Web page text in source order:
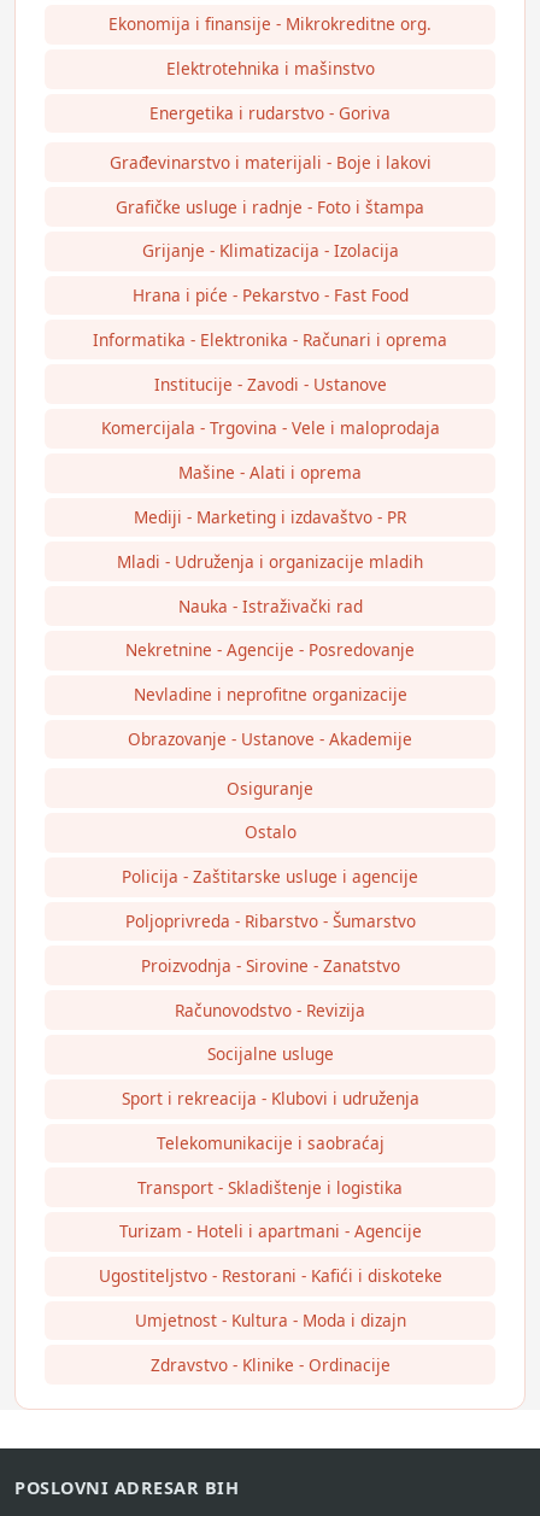
Ekonomija i finansije - Mikrokreditne org.
Elektrotehnika i mašinstvo
Energetika i rudarstvo - Goriva
Građevinarstvo i materijali - Boje i lakovi
Grafičke usluge i radnje - Foto i štampa
Grijanje - Klimatizacija - Izolacija
Hrana i piće - Pekarstvo - Fast Food
Informatika - Elektronika - Računari i oprema
Institucije - Zavodi - Ustanove
Komercijala - Trgovina - Vele i maloprodaja
Mašine - Alati i oprema
Mediji - Marketing i izdavaštvo - PR
Mladi - Udruženja i organizacije mladih
Nauka - Istraživački rad
Nekretnine - Agencije - Posredovanje
Nevladine i neprofitne organizacije
Obrazovanje - Ustanove - Akademije
Osiguranje
Ostalo
Policija - Zaštitarske usluge i agencije
Poljoprivreda - Ribarstvo - Šumarstvo
Proizvodnja - Sirovine - Zanatstvo
Računovodstvo - Revizija
Socijalne usluge
Sport i rekreacija - Klubovi i udruženja
Telekomunikacije i saobraćaj
Transport - Skladištenje i logistika
Turizam - Hoteli i apartmani - Agencije
Ugostiteljstvo - Restorani - Kafići i diskoteke
Umjetnost - Kultura - Moda i dizajn
Zdravstvo - Klinike - Ordinacije
POSLOVNI ADRESAR BIH